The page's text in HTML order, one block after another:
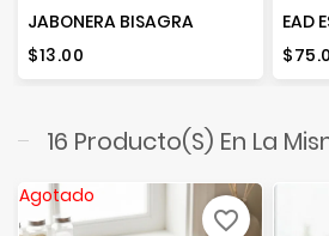
JABONERA BISAGRA
Precio
$13.00
16 Producto(s) En La
Agotado
favorite_border